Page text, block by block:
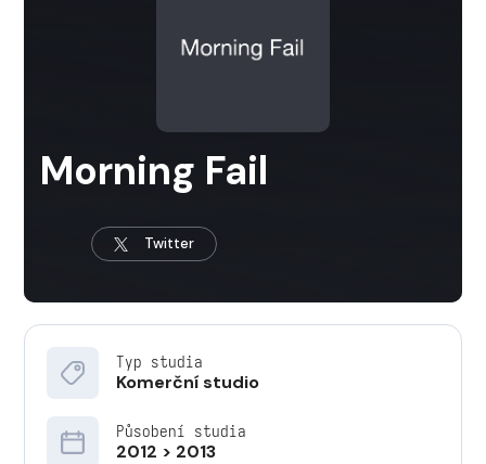
Morning Fail
Twitter
Typ studia
Komerční studio
Působení studia
2012 > 2013